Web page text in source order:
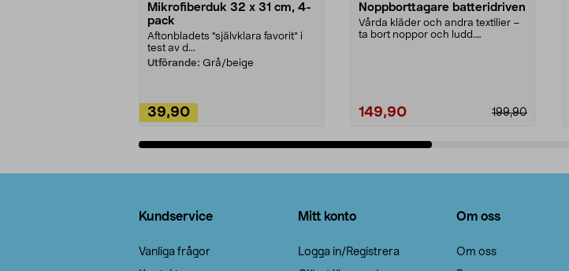
Mikrofiberduk 32 x 31 cm, 4-
pack
Aftonbladets "självklara favorit” i
test av d...
Utförande: Grå/beige
39,90
Noppborttagare batteridriven
Vårda kläder och andra textilier –
ta bort noppor och ludd.
199,90
149,90
Kundservice
Vanliga frågor
Mitt konto
Logga in/Registrera
Om oss
Om oss